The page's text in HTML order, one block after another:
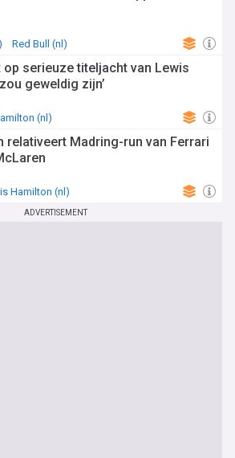
Red Bull (nl)
serieuze titeljacht van Lewis
geweldig zijn’
(nl)
relativeert Madring-run van Ferrari
Hamilton (nl)
ADVERTISEMENT